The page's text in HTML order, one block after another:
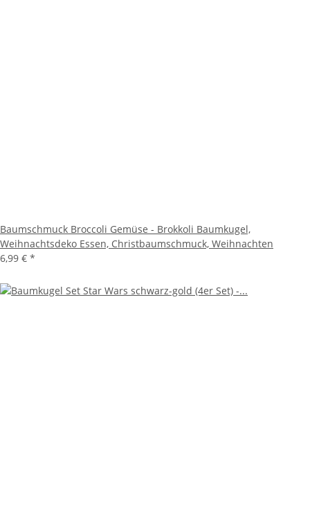
Baumschmuck Broccoli Gemüse - Brokkoli Baumkugel,
Weihnachtsdeko Essen, Christbaumschmuck, Weihnachten
6,99 € *